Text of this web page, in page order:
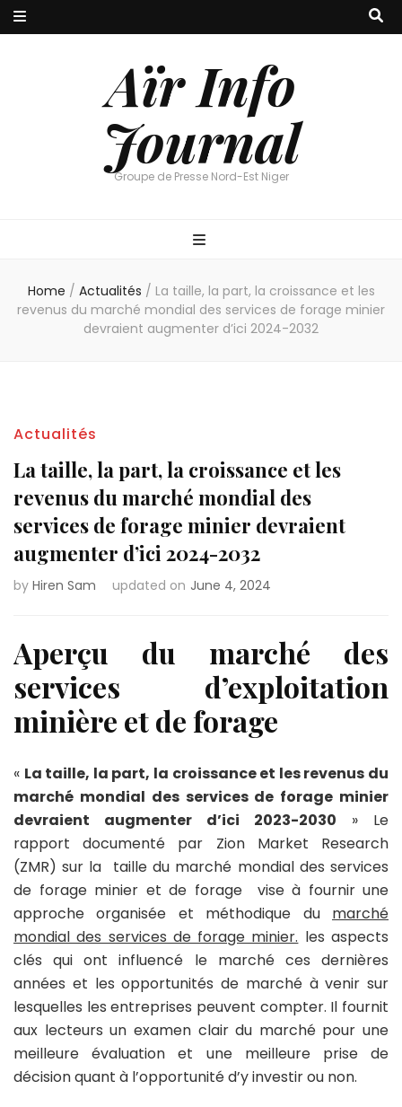
Aïr Info
Journal
Groupe de Presse Nord-Est Niger
Home / Actualités / La taille, la part, la croissance et les
revenus du marché mondial des services de forage minier
devraient augmenter d’ici 2024-2032
Actualités
La taille, la part, la croissance et les
revenus du marché mondial des
services de forage minier devraient
augmenter d’ici 2024-2032
by Hiren Sam updated on June 4, 2024
Aperçu du marché des
services d’exploitation
minière et de forage
« La taille, la part, la croissance et les revenus du
marché mondial des services de forage minier
devraient augmenter d’ici 2023-2030 » Le
rapport documenté par Zion Market Research
(ZMR) sur la taille du marché mondial des services
de forage minier et de forage vise à fournir une
approche organisée et méthodique du marché
mondial des services de forage minier. les aspects
clés qui ont influencé le marché ces dernières
années et les opportunités de marché à venir sur
lesquelles les entreprises peuvent compter. Il fournit
aux lecteurs un examen clair du marché pour une
meilleure évaluation et une meilleure prise de
décision quant à l’opportunité d’y investir ou non.